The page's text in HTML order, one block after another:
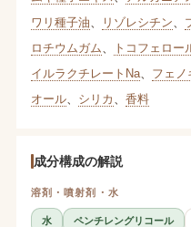
ワリ種子油
リゾレシチン
ロチウムガム
トコフェロー
イルラクチレートNa、 フェノ
オール、 シリカ 香料
成分構成の解説
溶剤・噴射剤・水
水 ペンチレングリコール